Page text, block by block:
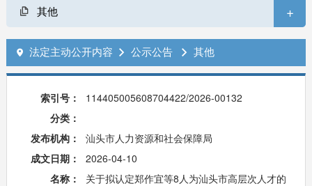
其他 +
 法定主动公开内容  公示公告  其他
索引号：
114405005608704422/2026-00132
分类：
发布机构：
汕头市人力资源和社会保障局
成文日期：
2026-04-10
名称：
关于拟认定郑作宜等8人为汕头市高层次人才的